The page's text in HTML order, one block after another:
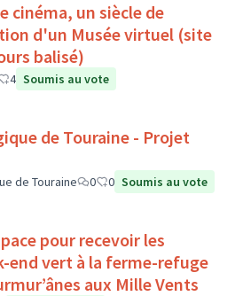
cinéma, un siècle de
d'un Musée virtuel (site
balisé)
4 Soumis au vote
de Touraine - Projet
de Touraine 0 0 Soumis au vote
pour recevoir les
end vert à la ferme-refuge
aux Mille Vents